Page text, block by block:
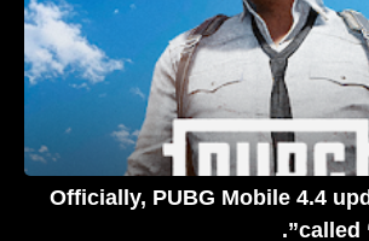
Officially, PUBG Mobile 4.4
called